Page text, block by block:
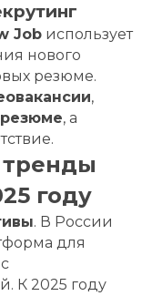
Job использует
нового
резюме.
,
, а
тренды
году
. В России
для
К 2025 году